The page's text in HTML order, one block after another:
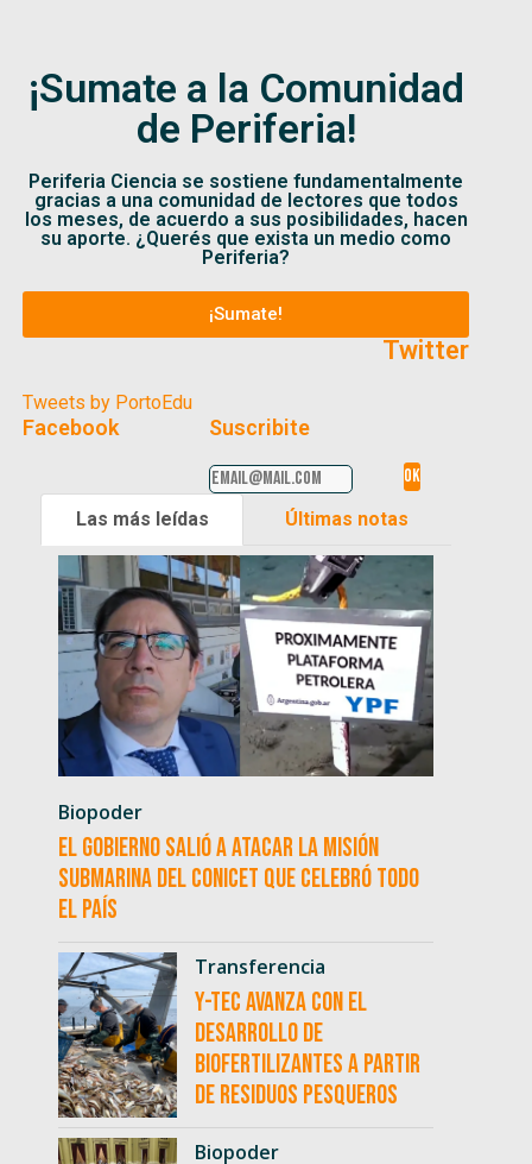
¡Sumate a la Comunidad
de Periferia!
Periferia Ciencia se sostiene fundamentalmente
gracias a una comunidad de lectores que todos
los meses, de acuerdo a sus posibilidades, hacen
su aporte. ¿Querés que exista un medio como
Periferia?
¡Sumate!
Twitter
Tweets by PortoEdu
Facebook Suscribite
Las más leídas Últimas notas
Biopoder
El Gobierno salió a atacar la misión
submarina del CONICET que celebró todo
el país
Transferencia
Y-TEC avanza con el
desarrollo de
biofertilizantes a partir
de residuos pesqueros
Biopoder